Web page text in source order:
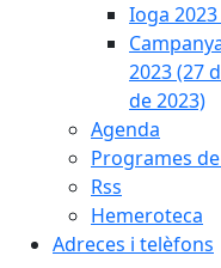
Ioga
2023 (27
de 2023)
Agenda
Programes
Rss
Hemeroteca
Adreces i telèfons